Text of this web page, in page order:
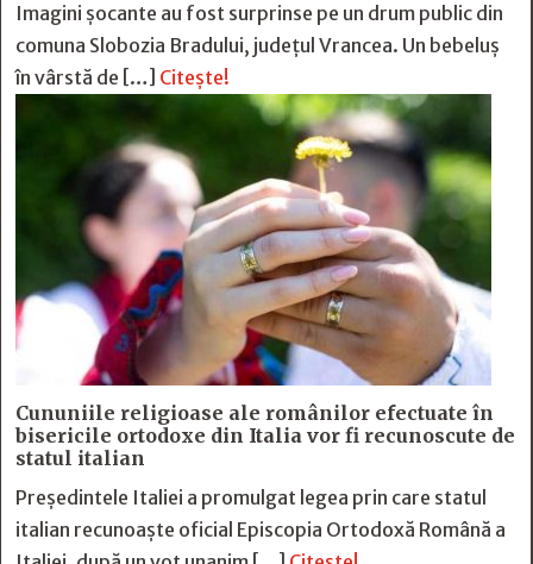
Imagini șocante au fost surprinse pe un drum public din
comuna Slobozia Bradului, județul Vrancea. Un bebeluș
în vârstă de […] Citește!
Cununiile religioase ale românilor efectuate în
bisericile ortodoxe din Italia vor fi recunoscute de
statul italian
Președintele Italiei a promulgat legea prin care statul
italian recunoaște oficial Episcopia Ortodoxă Română a